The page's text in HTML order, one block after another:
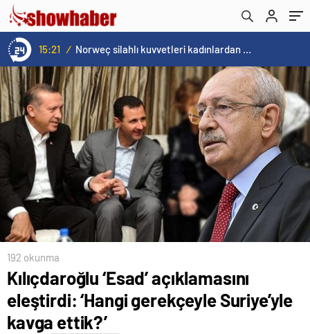
15:21 / Norweç silahlı kuvvetleri kadınlardan oluşan özel kuvvetler eğitimlerini başlattı.
192 okunma
Kılıçdaroğlu ‘Esad’ açıklamasını
eleştirdi: ‘Hangi gerekçeyle Suriye’yle
kavga ettik?’